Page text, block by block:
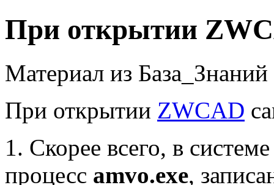
При открытии
Материал из База_Знаний
При открытии ZWCAD
1. Скорее всего, в
процесс amvo.exe,